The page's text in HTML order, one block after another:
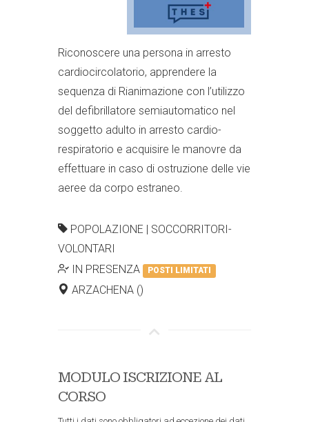
Riconoscere una persona in arresto
cardiocircolatorio, apprendere la
sequenza di Rianimazione con l’utilizzo
del defibrillatore semiautomatico nel
soggetto adulto in arresto cardio-
respiratorio e acquisire le manovre da
effettuare in caso di ostruzione delle vie
aeree da corpo estraneo.
POPOLAZIONE | SOCCORRITORI-
VOLONTARI
IN PRESENZA
POSTI LIMITATI
ARZACHENA ()
MODULO ISCRIZIONE AL
CORSO